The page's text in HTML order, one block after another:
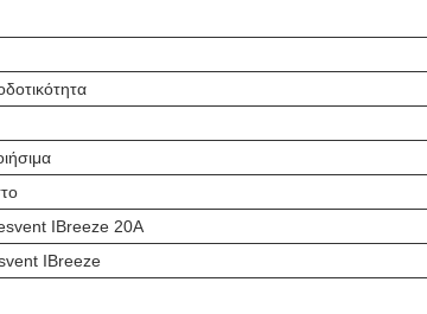
IBreeze 20A
IBreeze